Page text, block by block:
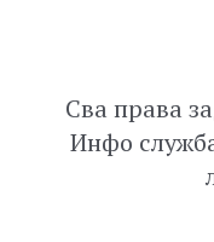
Сва права
Инфо